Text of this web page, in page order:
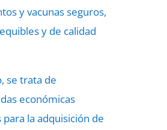
y vacunas seguros,
y de calidad
se trata de
económicas
la adquisición de